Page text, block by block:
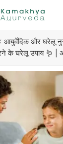
आयुर्वेदिक और घरेलू
के घरेलू उपाय 🪱 |